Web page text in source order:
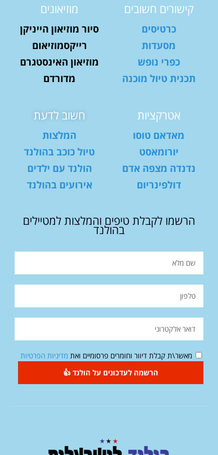
קישורים חשובים
כרטיסים
מסעדות
כפרי נופש
תכנית טיול מוכנה
מוזיאונים
סיור מוזיאון הייניקן
רייקסמוזיאום
מוזיאון האינסטגרם
מדורדם
אטרקציות
מאדאם טוסו
יורומאסט
נדנדה מצפה אדם
דולפינריום
חשוב לדעת
המלצות
טיול כוכב בהולנד
הולנד עם ילדים
אירועים בהולנד
הרשמו לקבלת טיפים והמלצות למטיילים
בהולנד
מאשר\ת קבלת דיוור וחומרים פרסומיים ואת מדיניות הפרטיות
הרשמה לעדכונים על הולנד 👍